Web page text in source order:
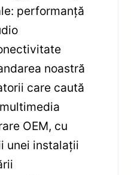
performanță
noastră
care caută
OEM, cu
unei instalații